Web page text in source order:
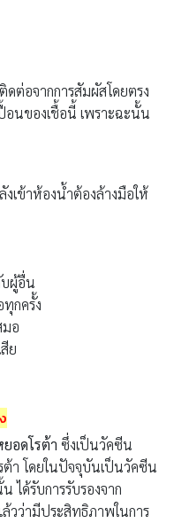
ดต่อจากการสัมผัสโดยตรง
นของเชื้อนี้ เพราะฉะนั้น
เข้าห้องน้ำต้องล้างมือให้
ผู้อื่น
กครั้ง
อ
ย
อดโรต้า ซึ่งเป็นวัคซีน
ต้า โดยในปัจจุบันเป็นวัคซีน
ได้รับการรับรองจาก
วว่ามีประสิทธิภาพในการ